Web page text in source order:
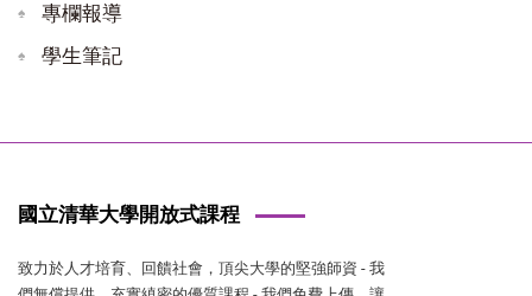
專欄報導
學生筆記
國立清華大學開放式課程
致力於人才培育、回饋社會，頂尖大學的堅強師資 - 我